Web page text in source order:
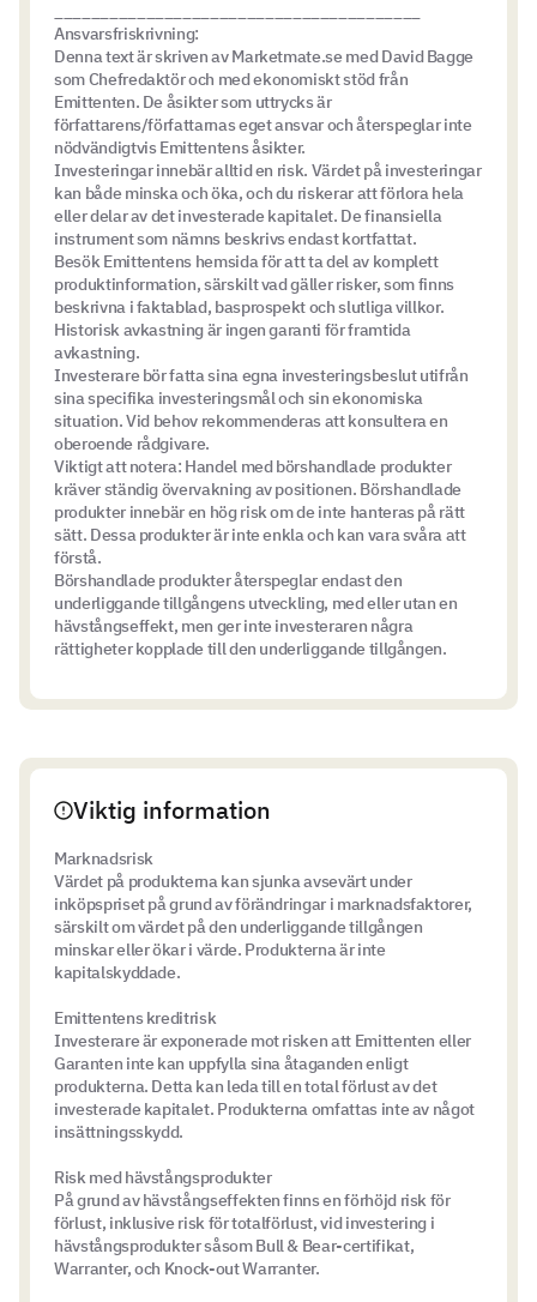
Ansvarsfriskrivning:
Denna text är skriven av Marketmate.se med David Bagge
som Chefredaktör och med ekonomiskt stöd från
Emittenten. De åsikter som uttrycks är
författarens/författarnas eget ansvar och återspeglar inte
nödvändigtvis Emittentens åsikter.
Investeringar innebär alltid en risk. Värdet på investeringar
kan både minska och öka, och du riskerar att förlora hela
eller delar av det investerade kapitalet. De finansiella
instrument som nämns beskrivs endast kortfattat.
Besök Emittentens hemsida för att ta del av komplett
produktinformation, särskilt vad gäller risker, som finns
beskrivna i faktablad, basprospekt och slutliga villkor.
Historisk avkastning är ingen garanti för framtida
avkastning.
Investerare bör fatta sina egna investeringsbeslut utifrån
sina specifika investeringsmål och sin ekonomiska
situation. Vid behov rekommenderas att konsultera en
oberoende rådgivare.
Viktigt att notera: Handel med börshandlade produkter
kräver ständig övervakning av positionen. Börshandlade
produkter innebär en hög risk om de inte hanteras på rätt
sätt. Dessa produkter är inte enkla och kan vara svåra att
förstå.
Börshandlade produkter återspeglar endast den
underliggande tillgångens utveckling, med eller utan en
hävstångseffekt, men ger inte investeraren några
rättigheter kopplade till den underliggande tillgången.
Viktig information
Marknadsrisk
Värdet på produkterna kan sjunka avsevärt under
inköpspriset på grund av förändringar i marknadsfaktorer,
särskilt om värdet på den underliggande tillgången
minskar eller ökar i värde. Produkterna är inte
kapitalskyddade.
Emittentens kreditrisk
Investerare är exponerade mot risken att Emittenten eller
Garanten inte kan uppfylla sina åtaganden enligt
produkterna. Detta kan leda till en total förlust av det
investerade kapitalet. Produkterna omfattas inte av något
insättningsskydd.
Risk med hävstångsprodukter
På grund av hävstångseffekten finns en förhöjd risk för
förlust, inklusive risk för totalförlust, vid investering i
hävstångsprodukter såsom Bull & Bear-certifikat,
Warranter, och Knock-out Warranter.